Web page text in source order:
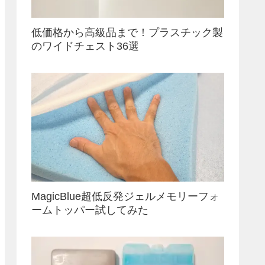
低価格から高級品まで！プラスチック製
のワイドチェスト36選
MagicBlue超低反発ジェルメモリーフォ
ームトッパー試してみた